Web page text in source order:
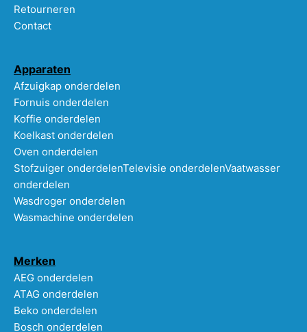
Retourneren
Contact
Apparaten
Afzuigkap onderdelen
Fornuis onderdelen
Koffie onderdelen
Koelkast onderdelen
Oven onderdelen
Stofzuiger onderdelenTelevisie onderdelenVaatwasser
onderdelen
Wasdroger onderdelen
Wasmachine onderdelen
Merken
AEG onderdelen
ATAG onderdelen
Beko onderdelen
Bosch onderdelen